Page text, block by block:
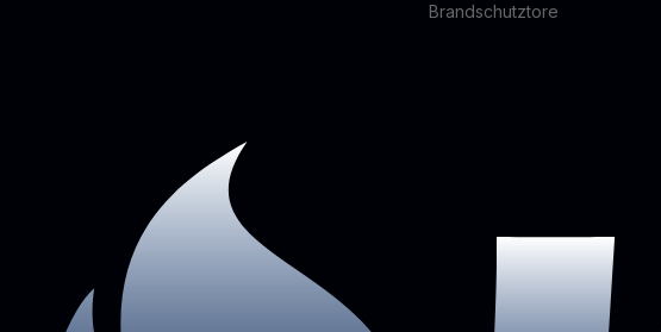
Brandschutztore